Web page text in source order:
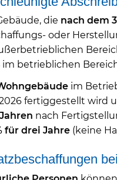
die nach dem
oder
im betrieblichen
im
fertiggestellt wird
nach
für drei Jahre (keine